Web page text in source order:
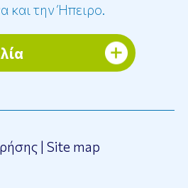
και την Ήπειρο.
| Site map